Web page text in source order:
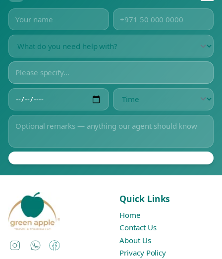
Instagram
WhatsAppFacebook
Quick Links
Home
Contact Us
About Us
Privacy Policy